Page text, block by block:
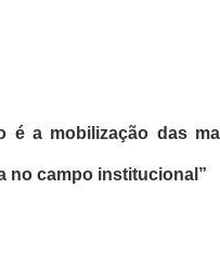
é a mobilização das
no campo institucional”